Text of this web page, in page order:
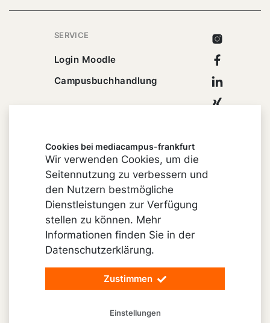
SERVICE
Login Moodle
Campusbuchhandlung
Instagram
Facebook
Linkedin
Xing
© 2026 mediacampus-frankfurt
Impressum
Cookie-Einstellungen
Datenschutz
Barrierefreiheit
Cookies bei mediacampus-frankfurt
Wir verwenden Cookies, um die
Seitennutzung zu verbessern und
den Nutzern bestmögliche
Dienstleistungen zur Verfügung
stellen zu können. Mehr
Informationen finden Sie in der
Datenschutzerklärung.
Zustimmen
Einstellungen